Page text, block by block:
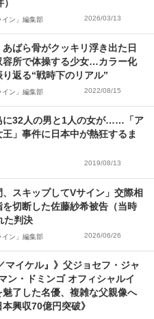
イン」編集部 2026/03/13
あばら骨がクッキリ浮き出た日
容所で体操する少女…カラー化
り返る“戦時下のリアル”
イン」編集部 2022/08/15
に32人の男と1人の女が……「ア
」事件に日本中が熱狂するま
2019/08/13
、スキップしてVサイン」交際相
切断した佐藤紗希被告（当時
た判決
イン」編集部 2026/06/26
マイケル』》父ジョセフ・ジャ
ン・ドミンゴ オフィシャルイ
了した名優、複雑な父親像へ
興収70億円突破》